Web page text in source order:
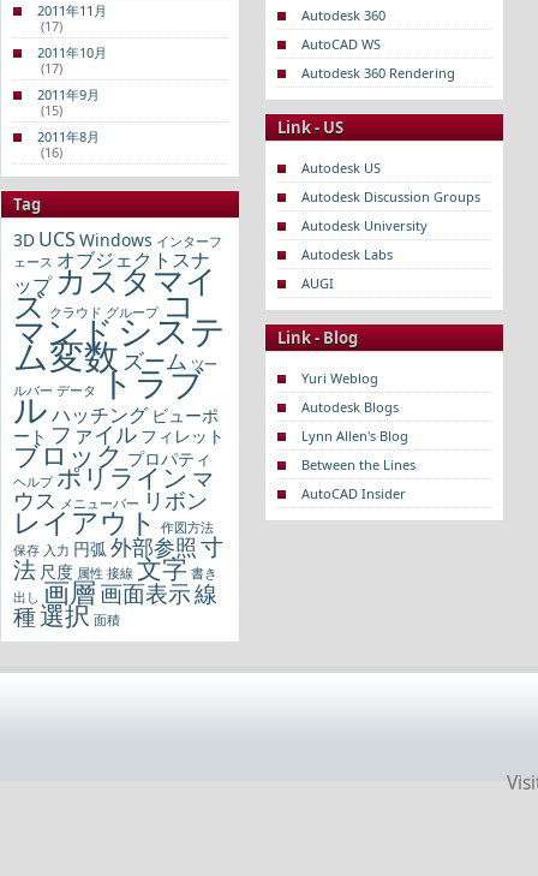
2011年11月
(17)
2011年10月
(17)
2011年9月
(15)
2011年8月
(16)
Tag
3D UCS Windows インターフ
ェース オブジェクトスナ
ップ カスタマイ
ズ クラウド グループ コ
マンドシステ
ム変数 ズーム ツー
ルバー データ トラブ
ルハッチング ビューポ
ート ファイル フィレット
ブロック プロパティ
ヘルプ ポリライン マ
ウス メニューバー リボン
レイアウト 作図方法
保存 入力 円弧 外部参照 寸
法 尺度 属性 接線 文字 書き
出し 画層画面表示線
種選択 面積
Autodesk 360
AutoCAD WS
Autodesk 360 Rendering
Link - US
Autodesk US
Autodesk Discussion Groups
Autodesk University
Autodesk Labs
AUGI
Link - Blog
Yuri Weblog
Autodesk Blogs
Lynn Allen's Blog
Between the Lines
AutoCAD Insider